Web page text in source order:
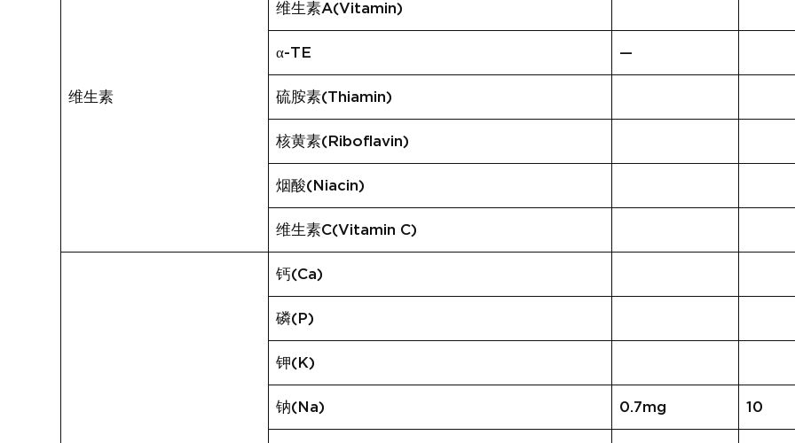
维生素
维生素A(Vitamin)
α-TE —
硫胺素(Thiamin)
核黄素(Riboflavin)
烟酸(Niacin)
维生素C(Vitamin C)
钙(Ca)
磷(P)
钾(K)
钠(Na) 0.7mg 10